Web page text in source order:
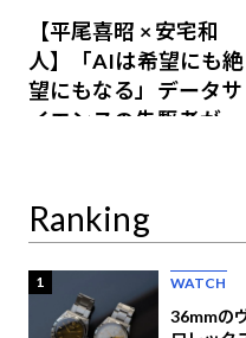
【平尾喜昭 × 安宅和
人】「AIは希望にも絶
望にもなる」データサ
イエンスの先駆者が語
Ranking
1 WATCH
36mmの